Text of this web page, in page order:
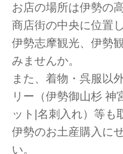
お店の場所は伊勢の
商店街の中央に位置
伊勢志摩観光、伊勢
みませんか。
また、着物・呉服以
リー（伊勢御山杉 神
ット|名刺入れ）等も
伊勢のお土産購入に
い。